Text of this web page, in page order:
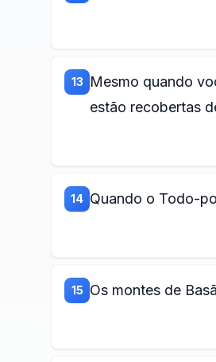
13
Mesmo quando
estão recobertas
14 Quando o Todo-
15 Os montes de